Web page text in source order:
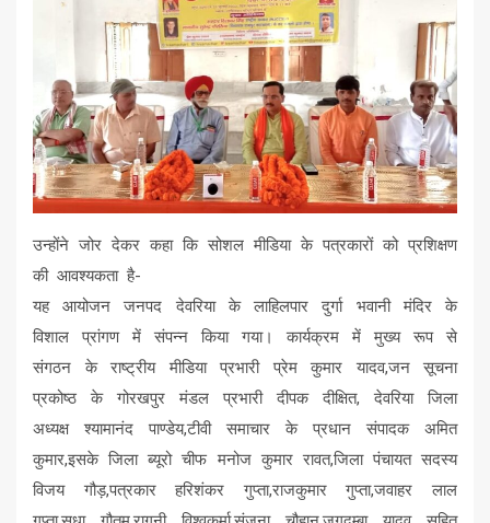
उन्होंने जोर देकर कहा कि सोशल मीडिया के पत्रकारों को प्रशिक्षण
की आवश्यकता है-
यह आयोजन जनपद देवरिया के लाहिलपार दुर्गा भवानी मंदिर के
विशाल प्रांगण में संपन्न किया गया। कार्यक्रम में मुख्य रूप से
संगठन के राष्ट्रीय मीडिया प्रभारी प्रेम कुमार यादव,जन सूचना
प्रकोष्ठ के गोरखपुर मंडल प्रभारी दीपक दीक्षित, देवरिया जिला
अध्यक्ष श्यामानंद पाण्डेय,टीवी समाचार के प्रधान संपादक अमित
कुमार,इसके जिला ब्यूरो चीफ मनोज कुमार रावत,जिला पंचायत सदस्य
विजय गौड़,पत्रकार हरिशंकर गुप्ता,राजकुमार गुप्ता,जवाहर लाल